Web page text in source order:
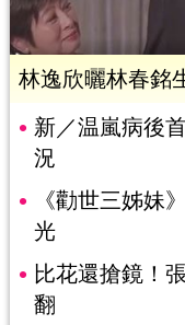
林逸欣曬林春銘
新／温嵐病後
況
《勸世三姊
光
比花還搶鏡！
翻